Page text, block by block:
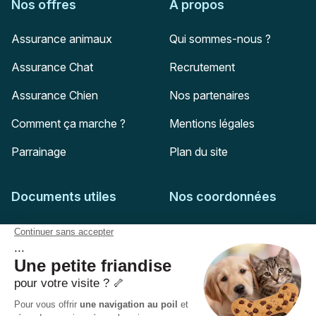
Nos offres
Assurance animaux
Assurance Chat
Assurance Chien
Comment ça marche ?
Parrainage
À propos
Qui sommes-nous ?
Recrutement
Nos partenaires
Mentions légales
Plan du site
Documents utiles
Feuille de soins
Conditions générales
Politique de confidentialité
Nos coordonnées
51-55 rue Hoche
94767
Ivry-sur-Seine
Pas encore client ?
Mail :
adhesion@assuropoil.com